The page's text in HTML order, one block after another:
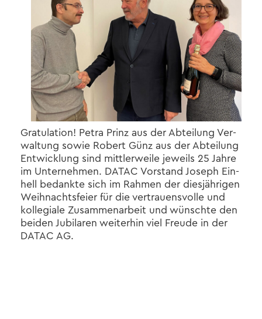
Gra­tu­la­ti­on! Petra Prinz aus der Ab­tei­lung Ver­
wal­tung sowie Ro­bert Günz aus der Ab­tei­lung
Ent­wick­lung sind mitt­ler­wei­le je­weils 25 Jahre
im Un­ter­neh­men. DATAC Vor­stand Jo­seph Ein­
hell be­dank­te sich im Rah­men der dies­jäh­ri­gen
Weih­nachts­fei­er für die ver­trau­ens­vol­le und
kol­le­gia­le Zu­sam­men­ar­beit und wünsch­te den
bei­den Ju­bi­la­ren wei­ter­hin viel Freu­de in der
DATAC AG.